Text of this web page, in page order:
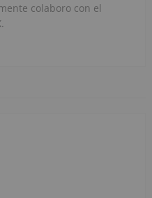
colaboro con el